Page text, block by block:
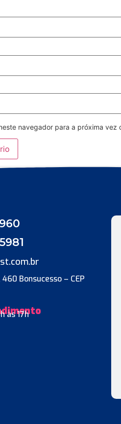
navegador para a próxima vez
Bonsucesso – CEP
às 17h